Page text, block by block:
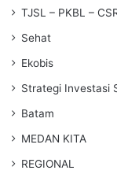
TJSL – PKBL –
Sehat
Ekobis
Strategi Investasi
Batam
MEDAN KITA
REGIONAL